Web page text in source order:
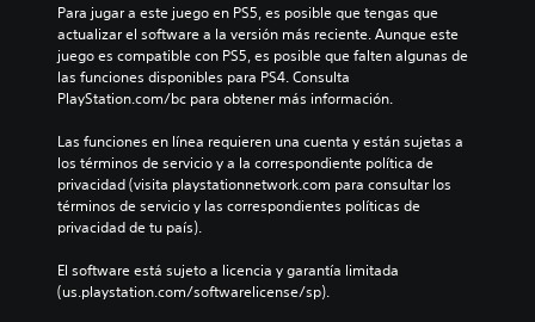
Para jugar a este juego en PS5, es posible que tengas que
actualizar el software a la versión más reciente. Aunque este
juego es compatible con PS5, es posible que falten algunas de
las funciones disponibles para PS4. Consulta
PlayStation.com/bc para obtener más información.
Las funciones en línea requieren una cuenta y están sujetas a
los términos de servicio y a la correspondiente política de
privacidad (visita playstationnetwork.com para consultar los
términos de servicio y las correspondientes políticas de
privacidad de tu país).
El software está sujeto a licencia y garantía limitada
(us.playstation.com/softwarelicense/sp).